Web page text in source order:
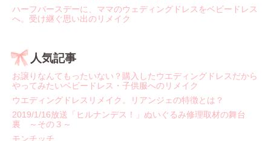
ハーフバースデーに、ママのウェディングドレスをベビードレス
へ。受け継ぐ思い出のリメイク
人気記事
お譲りなんてもったいない？購入したウエディングドレスだから
やってみたいベビードレス・子供服へのリメイク
ウエディングドレスリメイク。リアンジェの特徴とは？
2019/1/16放送「ヒルナンデス！」ぬいぐるみ修理取材の舞台
裏 ～その３～
モンチッチ